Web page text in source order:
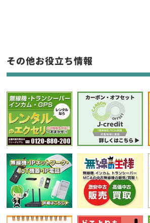
フリーワード入力(製品名等)
選択条件をリセット
その他お役立ち情報